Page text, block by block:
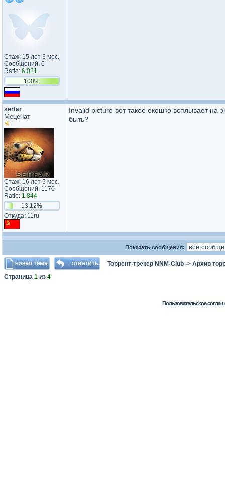
Стаж: 15 лет 3 мес.
Сообщений: 6
Ratio: 6.021
100%
serfar
Меценат
Стаж: 16 лет 5 мес.
Сообщений: 1170
Ratio: 1.844
13.12%
Откуда: 11ru
Invalid picture вот такое окошко всплывает на
быть?
Показать сообщения:
Торрент-трекер NNM-Club -> Архив
Страница 1 из 4
Пользовательское